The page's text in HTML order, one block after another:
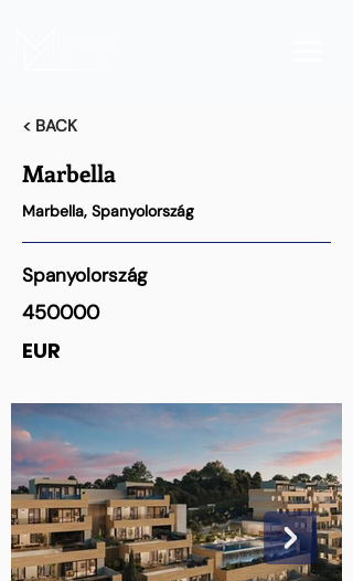
< BACK
Marbella
Marbella, Spanyolország
Spanyolország
450000
EUR